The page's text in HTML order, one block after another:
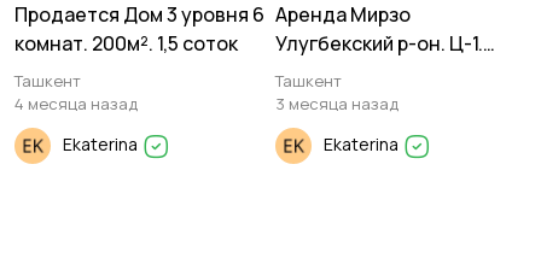
Продается Дом 3 уровня 6
комнат. 200м². 1,5 соток
Ташкент
4 месяца назад
Ekaterina
Аренда Мирзо
Улугбекский р-он. Ц-1.
2/5/9. 51м²
Ташкент
3 месяца назад
Ekaterina